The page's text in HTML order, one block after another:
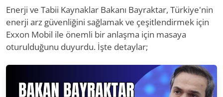
Enerji ve Tabii Kaynaklar Bakanı Bayraktar, Türkiye'nin
enerji arz güvenliğini sağlamak ve çeşitlendirmek için
Exxon Mobil ile önemli bir anlaşma için masaya
oturulduğunu duyurdu. İşte detaylar;